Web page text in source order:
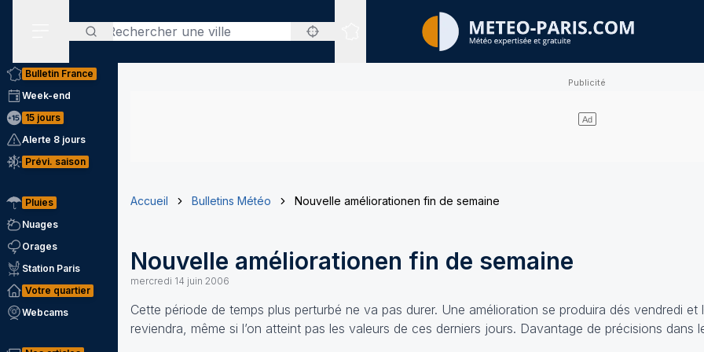
Rechercher
Sites expertisés
Bulletin France
Week-end
15 jours
Alerte 8 jours
Prévi. saison
Pluies
Nuages
Orages
Station Paris
Votre quartier
Webcams
Accueil Bulletins Météo Nouvelle améliorationen fin de semaine
Nouvelle améliorationen fin de semaine
mercredi 14 juin 2006
Cette période de temps plus perturbé ne va pas durer. Une amélioration se produira dés vendredi et
reviendra, même si l’on atteint pas les valeurs de ces derniers jours. Davantage de précisions dans